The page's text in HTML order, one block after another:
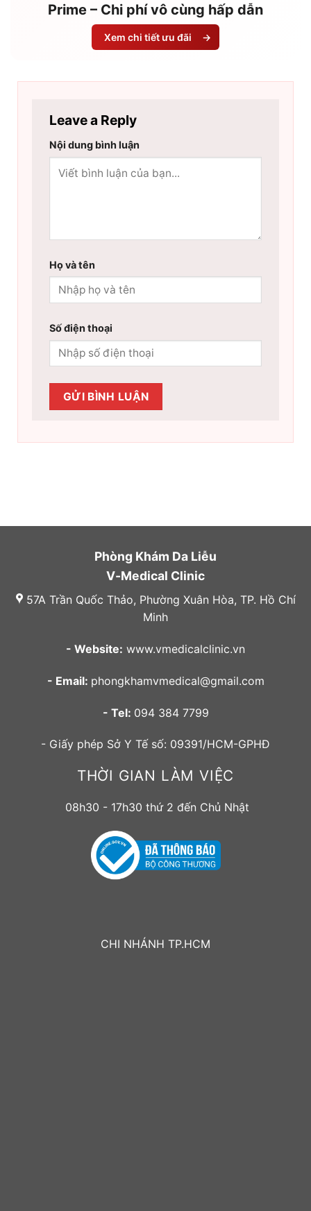
Prime – Chi phí vô cùng hấp dẫn
Xem chi tiết ưu đãi →
Leave a Reply
Nội dung bình luận
Họ và tên
Số điện thoại
Phòng Khám Da Liễu
V-Medical Clinic
57A Trần Quốc Thảo, Phường Xuân Hòa, TP. Hồ Chí
Minh
- Website: www.vmedicalclinic.vn
- Email: phongkhamvmedical@gmail.com
- Tel: 094 384 7799
- Giấy phép Sở Y Tế số: 09391/HCM-GPHĐ
THỜI GIAN LÀM VIỆC
08h30 - 17h30 thứ 2 đến Chủ Nhật
CHI NHÁNH TP.HCM